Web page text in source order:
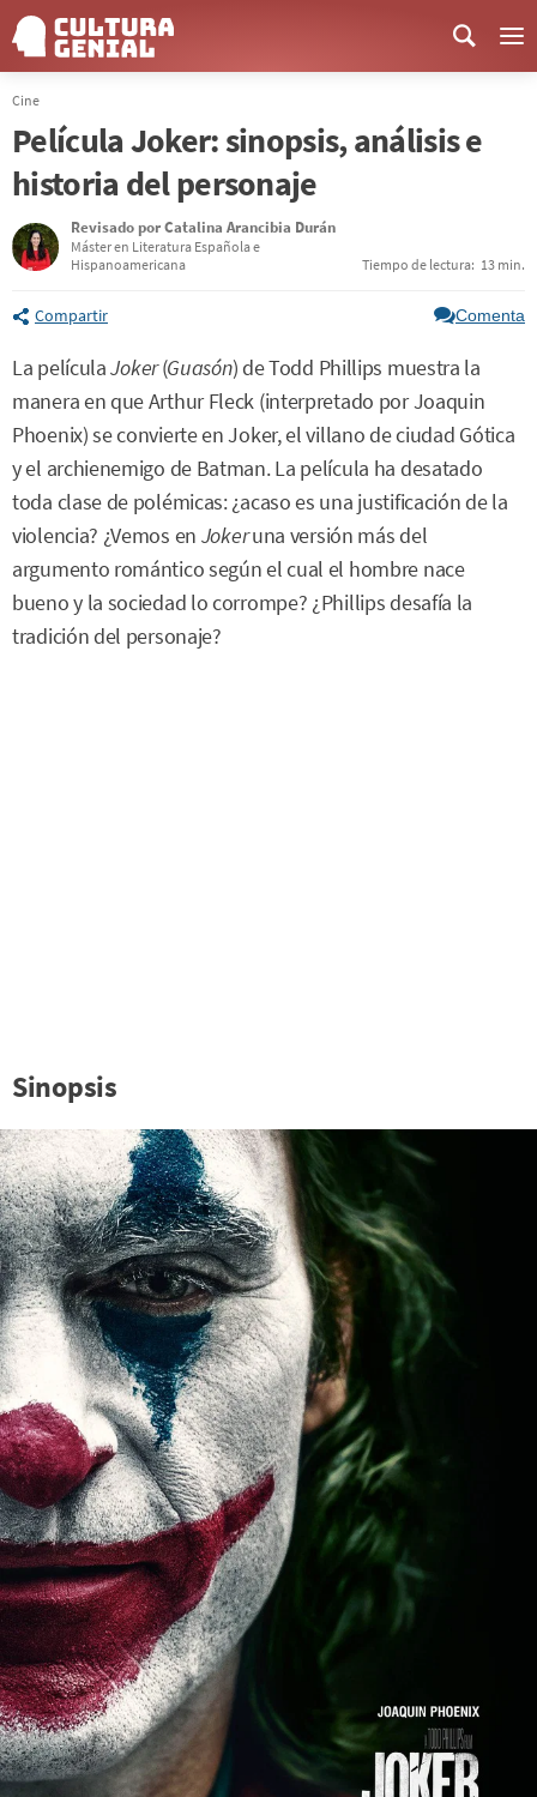
Cine
Película Joker: sinopsis, análisis e
historia del personaje
Revisado porCatalina Arancibia Durán
Máster en Literatura Española e
Hispanoamericana
Tiempo de lectura: 13 min.
Compartir Comenta
La películaJoker(Guasón) de Todd Phillips muestra la
manera en que Arthur Fleck (interpretado por Joaquin
Phoenix) se convierte en Joker, el villano de ciudad Gótica
y el archienemigo de Batman. La película ha desatado
toda clase de polémicas: ¿acaso es una justificación de la
violencia? ¿Vemos en Jokeruna versión más del
argumento romántico según el cual el hombre nace
bueno y la sociedad lo corrompe? ¿Phillips desafía la
tradición del personaje?
Sinopsis